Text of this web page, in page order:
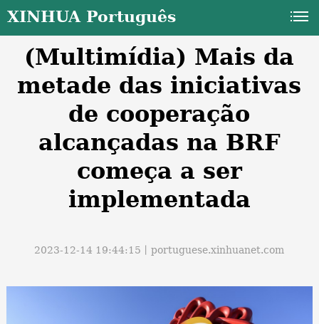
XINHUA Português
(Multimídia) Mais da
metade das iniciativas
de cooperação
alcançadas na BRF
começa a ser
implementada
2023-12-14 19:44:15丨portuguese.xinhuanet.com